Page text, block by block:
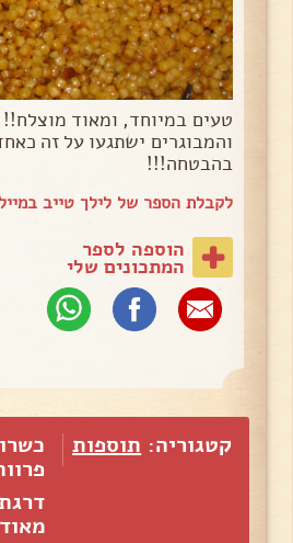
טעים במיוחד, ומאוד מוצלח!!
והמבוגרים ישתגעו על זה
בהבטחה!!!
לקבלת הספר של לילך טייב
הוספה לספר
המתכונים שלי
קטגוריה: תוספות
מאוד